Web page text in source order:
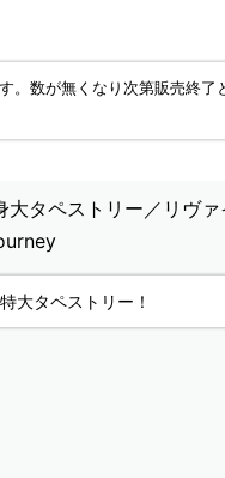
。数が無くなり次第販売終了
大タペストリー／リヴ
大タペストリー！